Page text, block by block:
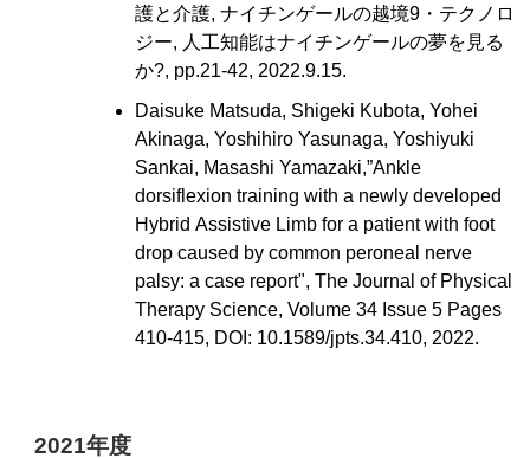
護と介護, ナイチンゲールの越境9・テクノロ
ジー, 人工知能はナイチンゲールの夢を見る
か?, pp.21-42, 2022.9.15.
Daisuke Matsuda, Shigeki Kubota, Yohei
Akinaga, Yoshihiro Yasunaga, Yoshiyuki
Sankai, Masashi Yamazaki,”Ankle
dorsiflexion training with a newly developed
Hybrid Assistive Limb for a patient with foot
drop caused by common peroneal nerve
palsy: a case report", The Journal of Physical
Therapy Science, Volume 34 Issue 5 Pages
410-415, DOI: 10.1589/jpts.34.410, 2022.
2021年度